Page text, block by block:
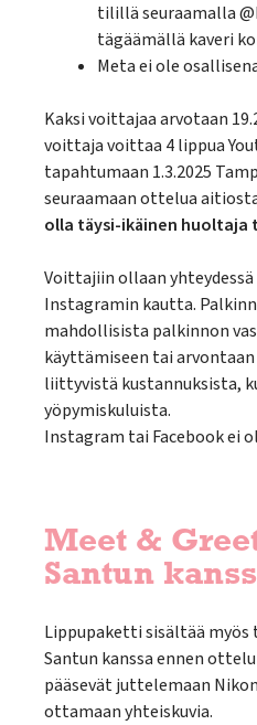
tilillä seuraamalla
tägäämällä kaveri
Meta ei ole
Kaksi voittajaa arvotaan
voittaja voittaa 4 lippua
tapahtumaan 1.3.2025
seuraamaan ottelua
olla täysi-ikäinen huoltaja
Voittajiin ollaan
Instagramin kautta.
mahdollisista palkinnon
käyttämiseen tai
liittyvistä kustannuksista,
yöpymiskuluista.
Instagram tai Facebook ei
Meet &
Santun
Lippupaketti sisältää myös
Santun kanssa ennen
pääsevät juttelemaan
ottamaan yhteiskuvia.